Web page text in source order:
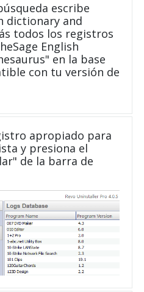
escribe
dictionary and
todos los registros
English
en la base
con tu versión de
apropiado para
y presiona el
de la barra de